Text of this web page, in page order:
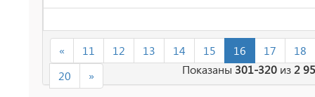
« 11 12 13 14 15 16 17
18
20
» Показаны 301-320 из2